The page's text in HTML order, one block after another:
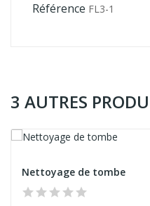
Référence FL3-1
3 AUTRES
Nettoyage de tombe